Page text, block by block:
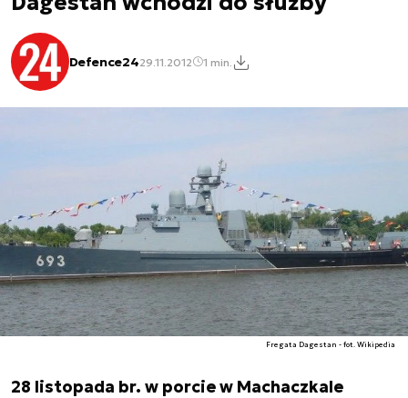
Defence2429.11.2012 1 min.
Fregata Dagestan - fot. Wikipedia
28 listopada br. w porcie w Machaczkale